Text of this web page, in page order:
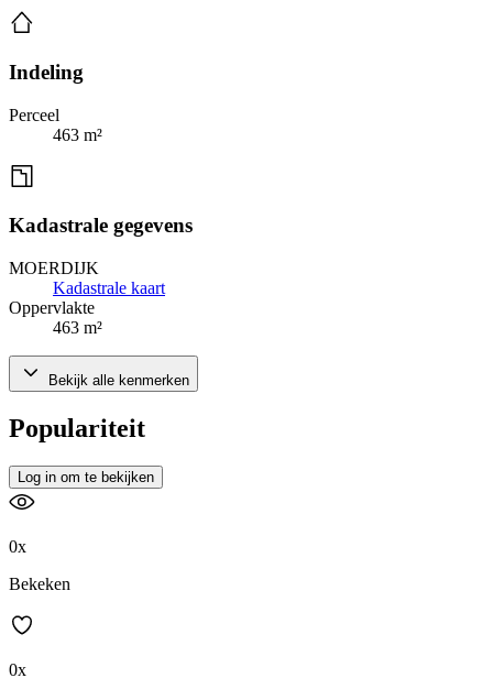
Indeling
Perceel
463 m²
Kadastrale gegevens
MOERDIJK
Kadastrale kaart
Oppervlakte
463 m²
Bekijk alle kenmerken
Populariteit
Log in om te bekijken
0x
Bekeken
0x